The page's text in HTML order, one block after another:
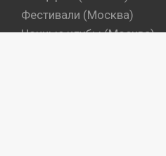
Фестивали (Москва)
Ночные клубы (Москва)